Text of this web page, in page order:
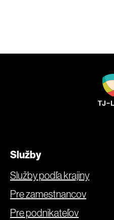
Služby
Služby podľa krajiny
Pre zamestnancov
Pre podnikateľov